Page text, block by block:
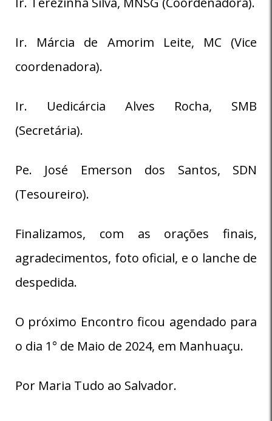
Ir. Márcia de Amorim Leite, MC (Vice
coordenadora).
Ir. Uedicárcia Alves Rocha, SMB
(Secretária).
Pe. José Emerson dos Santos, SDN
(Tesoureiro).
Finalizamos, com as orações finais,
agradecimentos, foto oficial, e o lanche de
despedida.
O próximo Encontro ficou agendado para
o dia 1° de Maio de 2024, em Manhuaçu.
Por Maria Tudo ao Salvador.